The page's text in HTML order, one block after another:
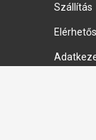
Szállítás